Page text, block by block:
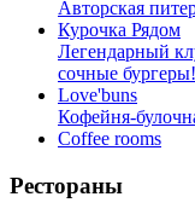
Авторская
Курочка Рядом
Легендарный
сочные бургеры!
Love'buns
Кофейня-
Coffee rooms
Рестораны